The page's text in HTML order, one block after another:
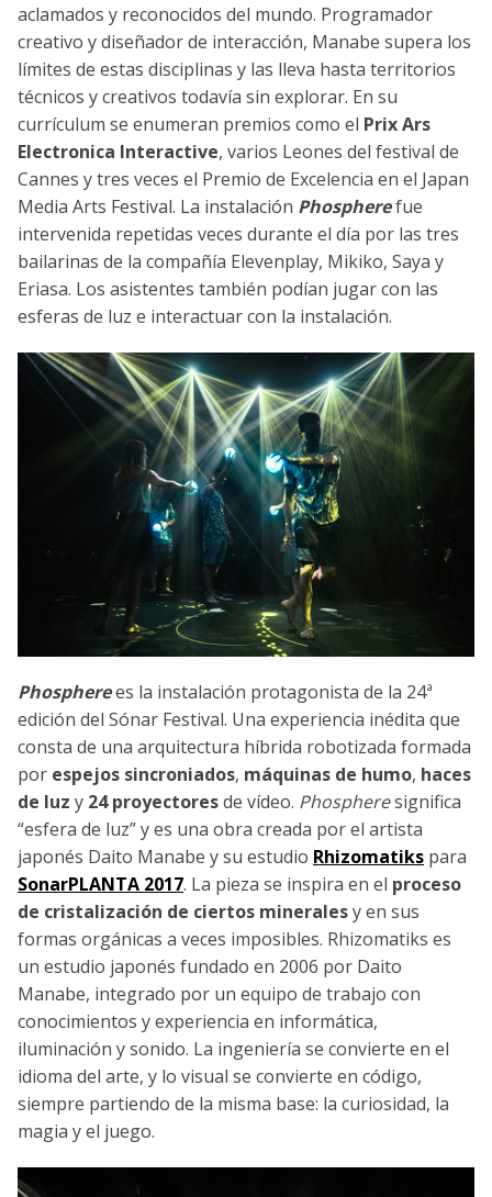
aclamados y reconocidos del mundo. Programador
creativo y diseñador de interacción, Manabe supera los
límites de estas disciplinas y las lleva hasta territorios
técnicos y creativos todavía sin explorar. En su
currículum se enumeran premios como el Prix Ars
Electronica Interactive, varios Leones del festival de
Cannes y tres veces el Premio de Excelencia en el Japan
Media Arts Festival. La instalación Phospherefue
intervenida repetidas veces durante el día por las tres
bailarinas de la compañía Elevenplay, Mikiko, Saya y
Eriasa. Los asistentes también podían jugar con las
esferas de luz e interactuar con la instalación.
Phospherees la instalación protagonista de la 24ª
edición del Sónar Festival. Una experiencia inédita que
consta de una arquitectura híbrida robotizada formada
por espejos sincroniados, máquinas de humo, haces
de luz y 24 proyectoresde vídeo. Phospheresignifica
“esfera de luz” y es una obra creada por el artista
japonés Daito Manabe y su estudio Rhizomatiks para
SonarPLANTA 2017. La pieza se inspira en el proceso
de cristalización de ciertos mineralesy en sus
formas orgánicas a veces imposibles. Rhizomatiks es
un estudio japonés fundado en 2006 por Daito
Manabe, integrado por un equipo de trabajo con
conocimientos y experiencia en informática,
iluminación y sonido. La ingeniería se convierte en el
idioma del arte, y lo visual se convierte en código,
siempre partiendo de la misma base: la curiosidad, la
magia y el juego.